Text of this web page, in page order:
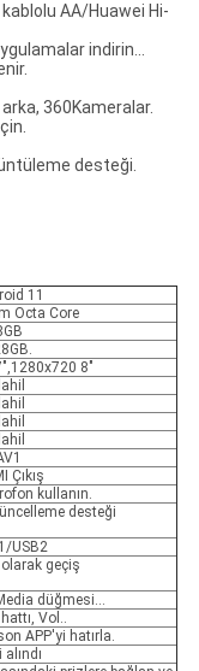
AA/Huawei Hi-
indirin...
arka, 360Kameralar.
desteği.
11
Octa Core
8"
Çıkış
kullanın.
desteği
USB2
geçiş
düğmesi...
Vol..
APP'yi hatırla.
alındı